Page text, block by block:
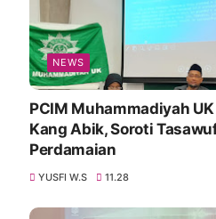
NEWS
PCIM Muhammadiyah
Kang Abik, Soroti
Perdamaian
YUSFI W.S 11.28